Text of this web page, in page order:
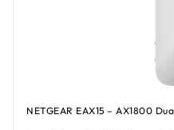
NETGEAR EAX15 – AX1800